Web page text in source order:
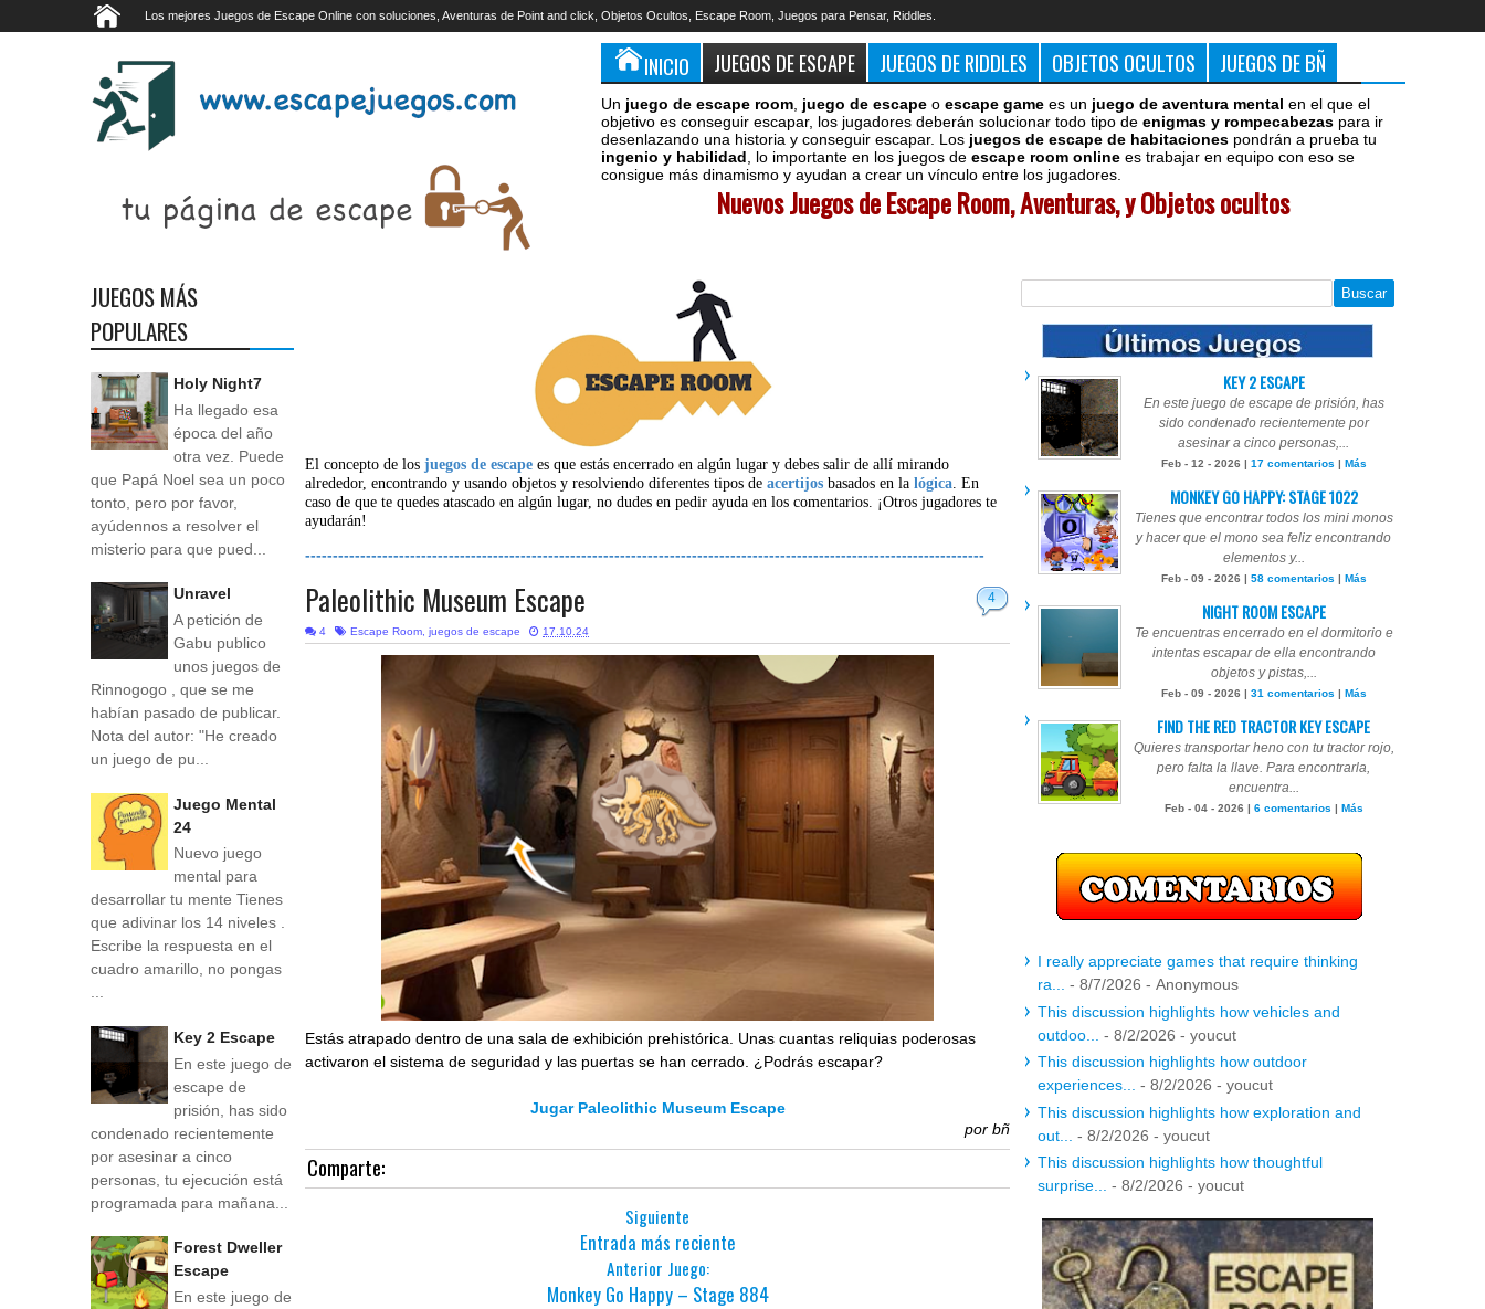
Los mejores Juegos de Escape Online con soluciones, Aventuras de Point and click, Objetos Ocultos, Escape Room, Juegos para Pensar, Riddles.
INICIO JUEGOS DE ESCAPE JUEGOS DE RIDDLES OBJETOS OCULTOS JUEGOS DE BÑ
Un juego de escape room juego de escape o escape game es un juego de aventura mental en el que el
objetivo es conseguir escapar, los jugadores deberán solucionar todo tipo de enigmas y rompecabezas para ir
desenlazando una historia y conseguir escapar. Los juegos de escape de habitaciones pondrán a prueba tu
ingenio y habilidad , lo importante en los juegos de escape room online es trabajar en equipo con eso se
consigue más dinamismo y ayudan a crear un vínculo entre los jugadores.
Nuevos Juegos de Escape Room, Aventuras, y Objetos ocultos
El concepto de losjuegos de escape es que estás encerrado en algún lugar y debes salir de allí mirando
alrededor, encontrando y usando objetos y resolviendo diferentes tipos deacertijos basados en lalógica. En
caso de que te quedes atascado en algún lugar, no dudes en pedir ayuda en los comentarios. ¡Otros jugadores te
ayudarán!
---------------------------------------------------------------------------------------------------------------------------
4
Paleolithic Museum Escape
4 Escape Room juegos de escape 17.10.24
Estás atrapado dentro de una sala de exhibición prehistórica. Unas cuantas reliquias poderosas
activaron el sistema de seguridad y las puertas se han cerrado. ¿Podrás escapar?
Jugar Paleolithic Museum Escape
por bñ
Comparte:
Siguiente
Entrada más reciente
Anterior Juego:
Monkey Go Happy – Stage 884
JUEGOS MÁS
POPULARES
Holy Night7
Ha llegado esa
época del año
otra vez. Puede
que Papá Noel sea un poco
tonto, pero por favor,
ayúdennos a resolver el
misterio para que pued...
Unravel
A petición de
Gabu publico
unos juegos de
Rinnogogo , que se me
habían pasado de publicar.
Nota del autor: "He creado
un juego de pu...
Juego Mental
24
Nuevo juego
mental para
desarrollar tu mente Tienes
que adivinar los 14 niveles .
Escribe la respuesta en el
cuadro amarillo, no pongas
...
Key 2 Escape
En este juego de
escape de
prisión, has sido
condenado recientemente
por asesinar a cinco
personas, tu ejecución está
programada para mañana...
Forest Dweller
Escape
En este juego de
KEY 2 ESCAPE
En este juego de escape de prisión, has
sido condenado recientemente por
asesinar a cinco personas,...
Feb - 12 - 2026 | 17 comentarios | Más
MONKEY GO HAPPY: STAGE 1022
Tienes que encontrar todos los mini monos
y hacer que el mono sea feliz encontrando
elementos y...
Feb - 09 - 2026 | 58 comentarios | Más
NIGHT ROOM ESCAPE
Te encuentras encerrado en el dormitorio e
intentas escapar de ella encontrando
objetos y pistas,...
Feb - 09 - 2026 | 31 comentarios | Más
FIND THE RED TRACTOR KEY ESCAPE
Quieres transportar heno con tu tractor rojo,
pero falta la llave. Para encontrarla,
encuentra...
Feb - 04 - 2026 | 6 comentarios | Más
I really appreciate games that require thinking
ra...
- 8/7/2026 - Anonymous
This discussion highlights how vehicles and
outdoo...
- 8/2/2026 - youcut
This discussion highlights how outdoor
experiences...
- 8/2/2026 - youcut
This discussion highlights how exploration and
out...
- 8/2/2026 - youcut
This discussion highlights how thoughtful
surprise...
- 8/2/2026 - youcut